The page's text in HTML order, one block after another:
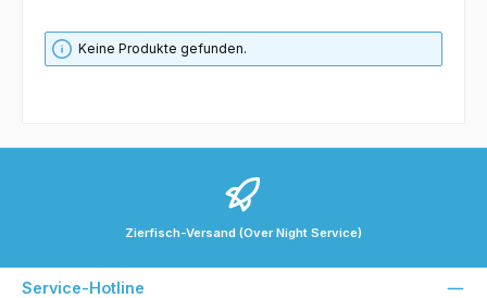
Keine Produkte gefunden.
Zierfisch-Versand (Over Night Service)
Service-Hotline